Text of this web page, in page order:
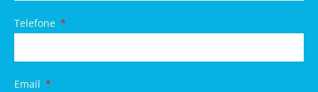
Telefone
Email